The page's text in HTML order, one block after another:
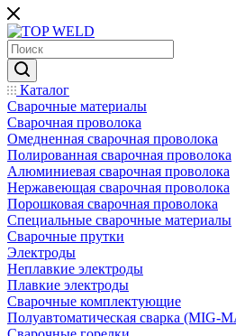
Каталог
Сварочные материалы
Сварочная проволока
Омедненная сварочная проволока
Полированная сварочная проволока
Алюминиевая сварочная проволока
Нержавеющая сварочная проволока
Порошковая сварочная проволока
Специальные сварочные материалы
Сварочные прутки
Электроды
Неплавкие электроды
Плавкие электроды
Сварочные комплектующие
Полуавтоматическая сварка (MIG-